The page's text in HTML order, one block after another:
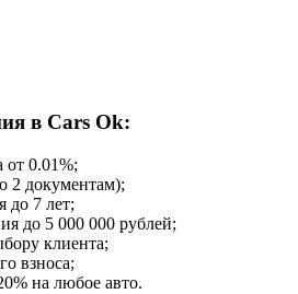
в Cars Ok:
от 0.01%;
2 документам);
до 7 лет;
до 5 000 000 рублей;
клиента;
взноса;
на любое авто.